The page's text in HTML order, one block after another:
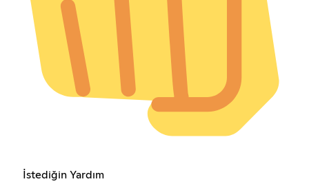
İstediğin Yardım